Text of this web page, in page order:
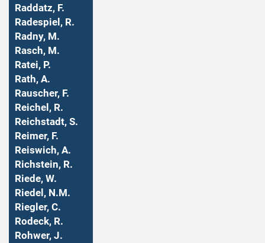
Raddatz, F.
Radespiel, R.
Radny, M.
Rasch, M.
Ratei, P.
Rath, A.
Rauscher, F.
Reichel, R.
Reichstadt, S.
Reimer, F.
Reiswich, A.
Richstein, R.
Riede, W.
Riedel, N.M.
Riegler, C.
Rodeck, R.
Rohwer, J.